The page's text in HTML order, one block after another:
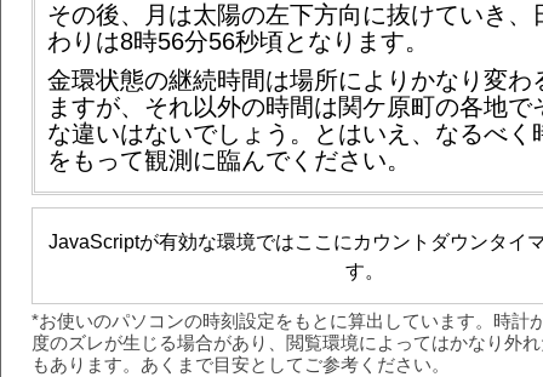
その後、月は太陽の左下方向に抜けていき、
わりは8時56分56秒頃となります。
金環状態の継続時間は場所によりかなり変わ
ますが、それ以外の時間は関ケ原町の各地で
な違いはないでしょう。とはいえ、なるべく
をもって観測に臨んでください。
JavaScriptが有効な環境ではここにカウントダウンタイ
す。
*お使いのパソコンの時刻設定をもとに算出しています。時計
度のズレが生じる場合があり、閲覧環境によってはかなり外
もあります。あくまで目安としてご参考ください。